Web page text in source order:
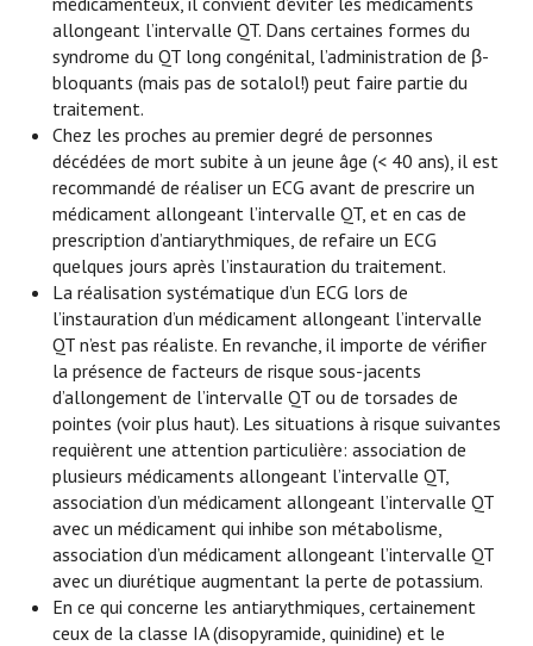
allongeant l’intervalle QT. Dans certaines formes du
syndrome du QT long congénital, l’administration de β-
bloquants (mais pas de sotalol!) peut faire partie du
traitement.
Chez les proches au premier degré de personnes
décédées de mort subite à un jeune âge (< 40 ans), il est
recommandé de réaliser un ECG avant de prescrire un
médicament allongeant l’intervalle QT, et en cas de
prescription d’antiarythmiques, de refaire un ECG
quelques jours après l’instauration du traitement.
La réalisation systématique d’un ECG lors de
l’instauration d’un médicament allongeant l’intervalle
QT n’est pas réaliste. En revanche, il importe de vérifier
la présence de facteurs de risque sous-jacents
d’allongement de l’intervalle QT ou de torsades de
pointes (voir plus haut). Les situations à risque suivantes
requièrent une attention particulière: association de
plusieurs médicaments allongeant l’intervalle QT,
association d’un médicament allongeant l’intervalle QT
avec un médicament qui inhibe son métabolisme,
association d’un médicament allongeant l’intervalle QT
avec un diurétique augmentant la perte de potassium.
En ce qui concerne les antiarythmiques, certainement
ceux de la classe IA (disopyramide, quinidine) et le